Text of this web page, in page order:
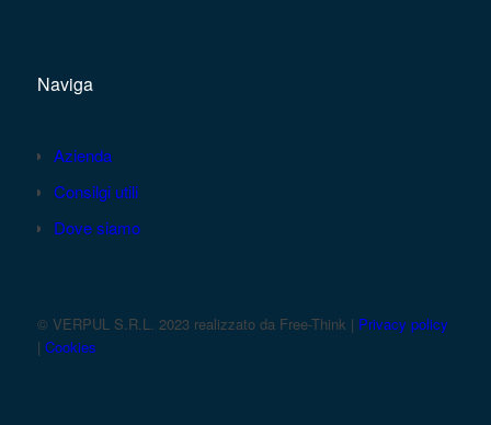
Naviga
Azienda
Consilgi utili
Dove siamo
© VERPUL S.R.L. 2023 realizzato da Free-Think | Privacy policy
| Cookies